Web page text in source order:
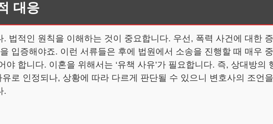
대응
법적인 원칙을 이해하는 것이 중요합니다. 우선, 폭력 사건에 대한
입증해야죠. 이런 서류들은 후에 법원에서 소송을 진행할 때 매우
합니다. 이혼을 위해서는 ‘유책 사유’가 필요합니다. 즉, 상대방의
로 인정되나, 상황에 따라 다르게 판단될 수 있으니 변호사의 조언
.